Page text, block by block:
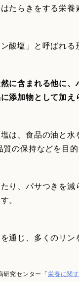
たらきをする栄養
酸塩」と呼ばれる
に含まれる他に
添加物として加
は、食品の油と
の保持などを目
り、パサつきを
。
通じ、多くのリン
究センター「栄養に関